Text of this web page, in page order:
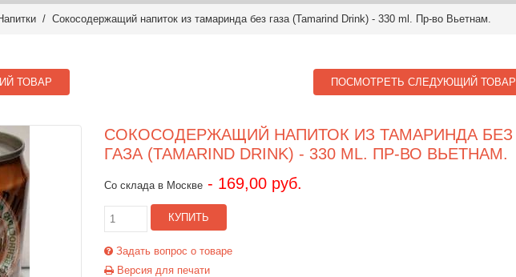
/ Сокосодержащий напиток из тамаринда без газа (Tamarind Drink) - 330 ml. Пр-во Вьетнам.
ТОВАР ПОСМОТРЕТЬ СЛЕДУЮЩИЙ ТОВАР
СОКОСОДЕРЖАЩИЙ НАПИТОК ИЗ ТАМАРИНДА БЕЗ
ГАЗА (TAMARIND DRINK) - 330 ML. ПР-ВО ВЬЕТНАМ.
Со склада в Москве - 169,00 руб.
КУПИТЬ
Задать вопрос о товаре
Версия для печати